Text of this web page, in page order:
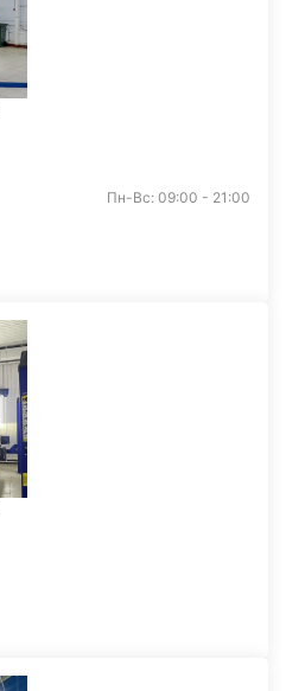
Пн-Вс: 09:00 - 21:00